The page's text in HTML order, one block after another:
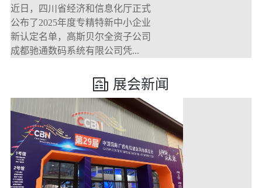
近日，四川省经济和信息化厅正式
公布了2025年度专精特新中小企业
新认定名单，高斯贝尔全资子公司
成都驰通数码系统有限公司凭...
展会新闻